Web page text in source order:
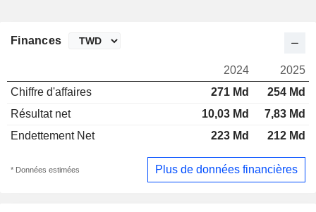
Finances
2024
2025
Chiffre d'affaires
271 Md
254 Md
Résultat net
10,03 Md
7,83 Md
Endettement Net
223 Md 212 Md
* Données estimées Plus de données financières